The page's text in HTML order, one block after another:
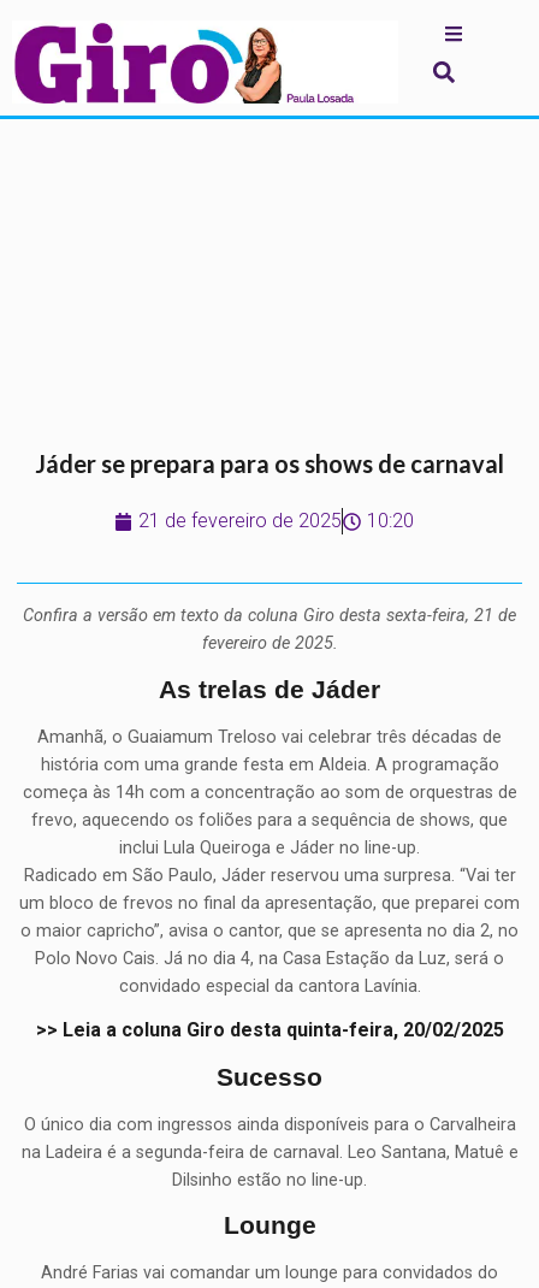
Jáder se prepara para os shows de carnaval
21 de fevereiro de 2025 10:20
Confira a versão em texto da coluna Giro desta sexta-feira, 21 de
fevereiro de 2025.
As trelas de Jáder
Amanhã, o Guaiamum Treloso vai celebrar três décadas de
história com uma grande festa em Aldeia. A programação
começa às 14h com a concentração ao som de orquestras de
frevo, aquecendo os foliões para a sequência de shows, que
inclui Lula Queiroga e Jáder no line-up.
Radicado em São Paulo, Jáder reservou uma surpresa. “Vai ter
um bloco de frevos no final da apresentação, que preparei com
o maior capricho”, avisa o cantor, que se apresenta no dia 2, no
Polo Novo Cais. Já no dia 4, na Casa Estação da Luz, será o
convidado especial da cantora Lavínia.
>> Leia a coluna Giro desta quinta-feira, 20/02/2025
Sucesso
O único dia com ingressos ainda disponíveis para o Carvalheira
na Ladeira é a segunda-feira de carnaval. Leo Santana, Matuê e
Dilsinho estão no line-up.
Lounge
André Farias vai comandar um lounge para convidados do